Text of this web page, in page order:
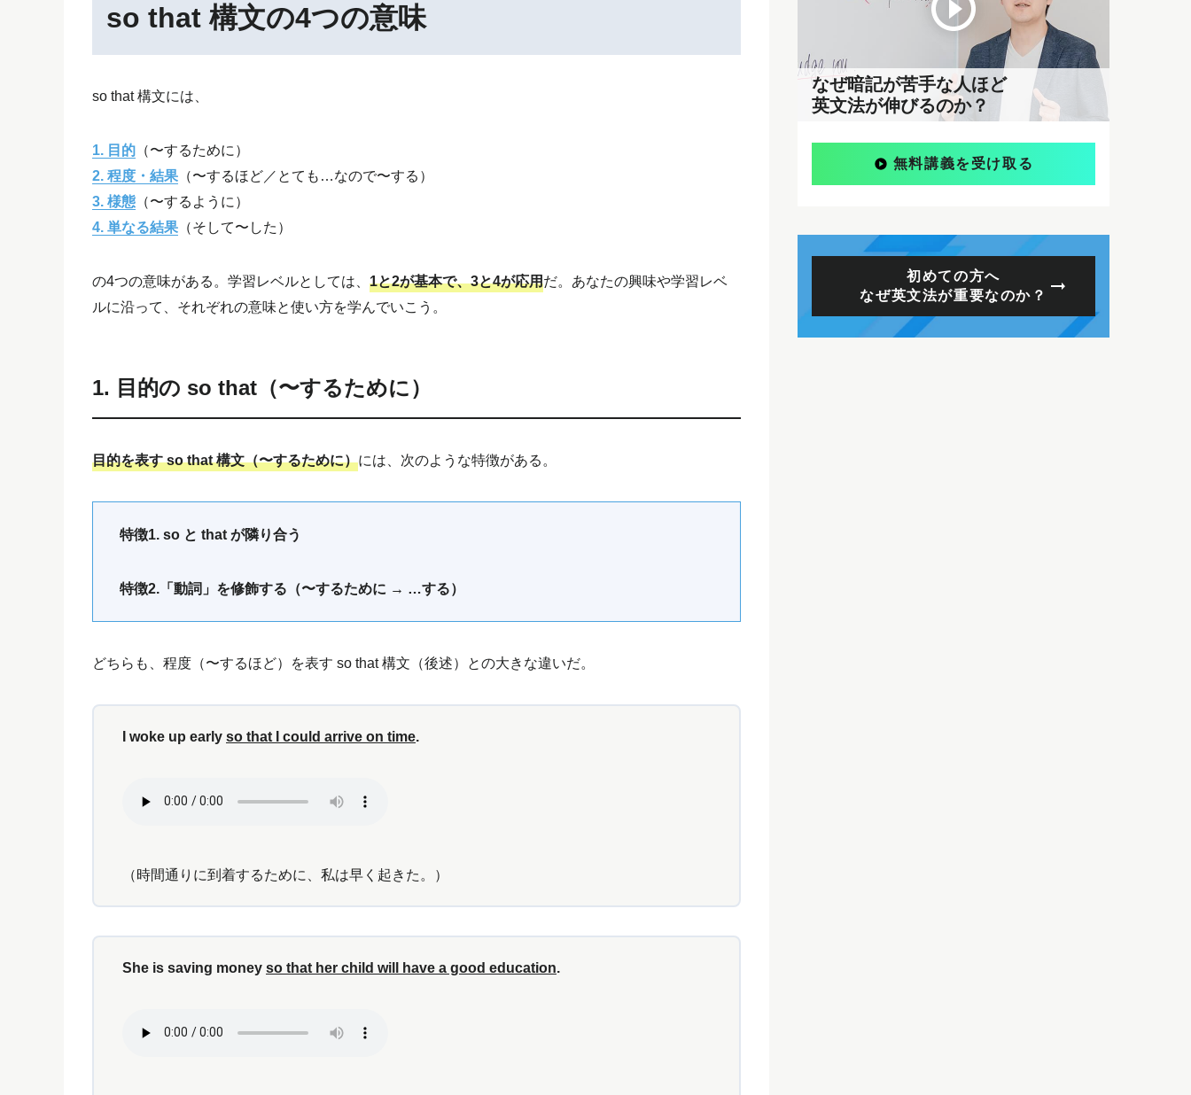
so that 構文の4つの意味
so that 構文には、
1. 目的 （〜するために）
2. 程度・結果 （〜するほど／とても…なので〜する）
3. 様態 （〜するように）
4. 単なる結果 （そして〜した）
の4つの意味がある。学習レベルとしては、 1と2が基本で、3と4が応用だ。あなたの興味や学習レベ
ルに沿って、それぞれの意味と使い方を学んでいこう。
1. 目的の so that（〜するために）
目的を表す so that 構文（〜するために）には、次のような特徴がある。
特徴1. so と that が隣り合う
特徴2.「動詞」を修飾する（〜するために → …する）
どちらも、程度（〜するほど）を表す so that 構文（後述）との大きな違いだ。
I woke up early so that I could arrive on time.
（時間通りに到着するために、私は早く起きた。）
She is saving money so that her child will have a good education.
なぜ暗記が苦手な人ほど
英文法が伸びるのか？
無料講義を受け取る
初めての方へ
なぜ英文法が重要なのか？